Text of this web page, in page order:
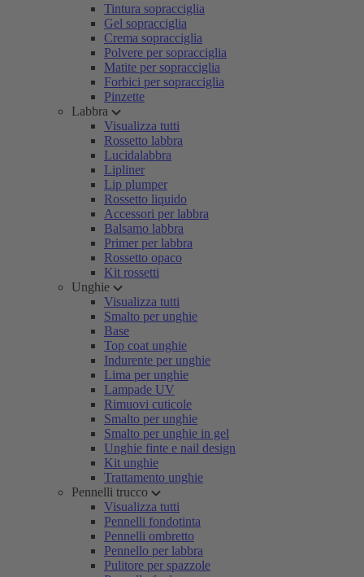
Tintura sopracciglia
Gel sopracciglia
Crema sopracciglia
Polvere per sopracciglia
Matite per sopracciglia
Forbici per sopracciglia
Pinzette
Labbra
Visualizza tutti
Rossetto labbra
Lucidalabbra
Lipliner
Lip plumper
Rossetto liquido
Accessori per labbra
Balsamo labbra
Primer per labbra
Rossetto opaco
Kit rossetti
Unghie
Visualizza tutti
Smalto per unghie
Base
Top coat unghie
Indurente per unghie
Lima per unghie
Lampade UV
Rimuovi cuticole
Smalto per unghie
Smalto per unghie in gel
Unghie finte e nail design
Kit unghie
Trattamento unghie
Pennelli trucco
Visualizza tutti
Pennelli fondotinta
Pennelli ombretto
Pennello per labbra
Pulitore per spazzole